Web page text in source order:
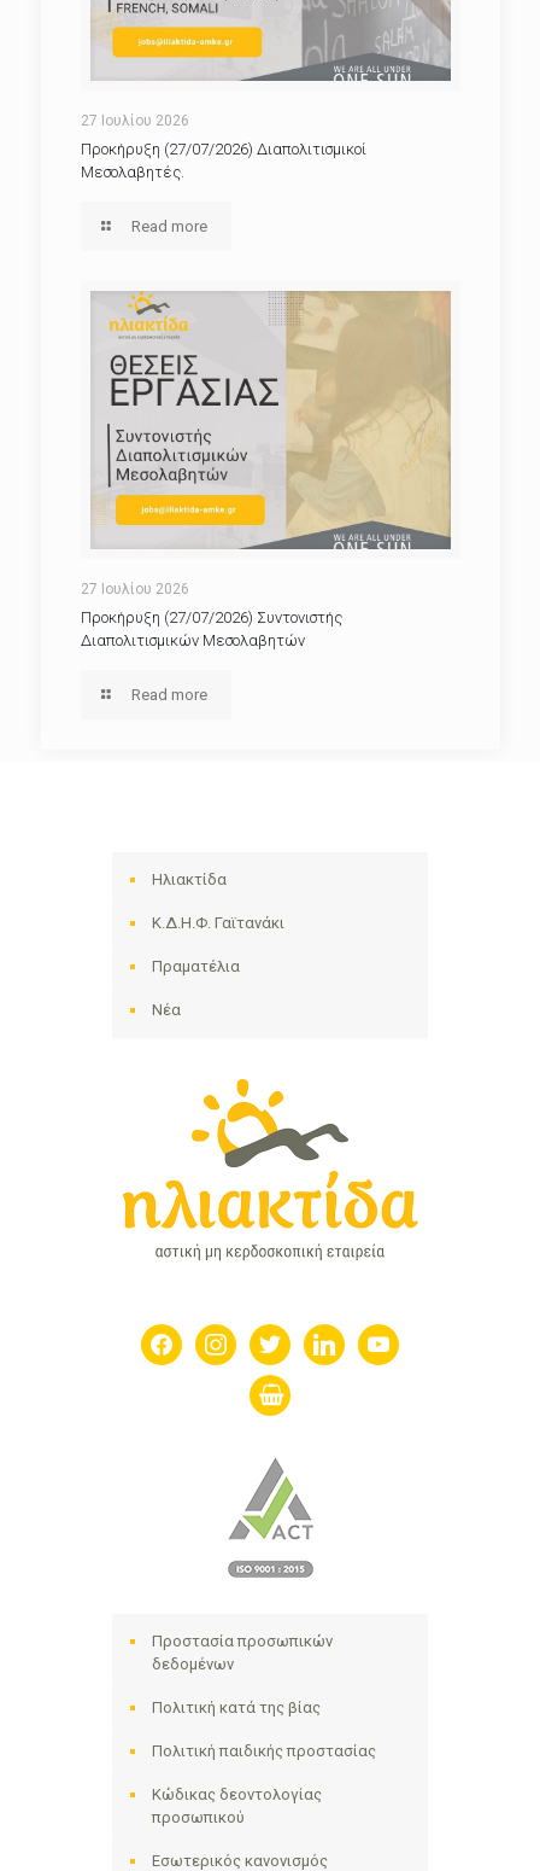
27 Ιουλίου 2026
Προκήρυξη (27/07/2026) Διαπολιτισμικοί
Μεσολαβητές.
Read more
27 Ιουλίου 2026
Προκήρυξη (27/07/2026) Συντονιστής
Διαπολιτισμικών Μεσολαβητών
Read more
Ηλιακτίδα
Κ.Δ.Η.Φ. Γαϊτανάκι
Πραματέλια
Νέα
facebookinstagramtwitter linkedin youtube
shopping-
basket
Προστασία προσωπικών
δεδομένων
Πολιτική κατά της βίας
Πολιτική παιδικής προστασίας
Κώδικας δεοντολογίας
προσωπικού
Εσωτερικός κανονισμός